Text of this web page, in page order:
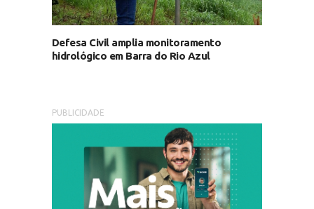
Defesa Civil amplia monitoramento
hidrológico em Barra do Rio Azul
PUBLICIDADE